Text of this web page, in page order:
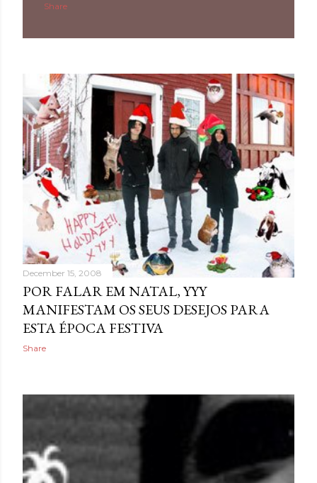
Share
December 15, 2008
POR FALAR EM NATAL, YYY
MANIFESTAM OS SEUS DESEJOS PARA
ESTA ÉPOCA FESTIVA
Share